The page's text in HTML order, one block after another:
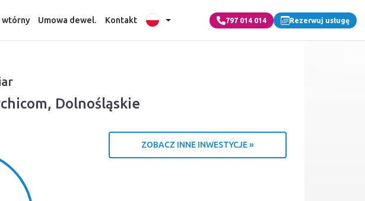
wtórny Umowa dewel. Kontakt 797 014 014 Rezerwuj usługę
Dolnośląskie
ZOBACZ INNE INWESTYCJE »